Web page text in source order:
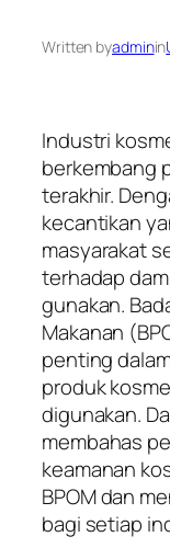
Written byadminin
Industri
berkembang
terakhir.
kecantikan
masyarakat
terhadap
gunakan.
Makanan
penting
produk
digunakan.
membahas
keamanan
BPOM dan
bagi setiap